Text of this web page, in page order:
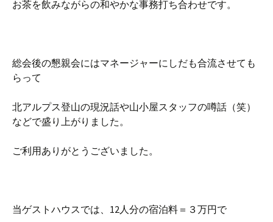
お茶を飲みながらの和やかな事務打ち合わせです。
総会後の懇親会にはマネージャーにしだも合流させても
らって
北アルプス登山の現況話や山小屋スタッフの噂話（笑）
などで盛り上がりました。
ご利用ありがとうございました。
当ゲストハウスでは、12人分の宿泊料＝３万円で